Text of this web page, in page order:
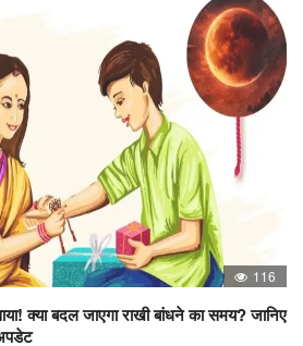
116
क्या बदल जाएगा राखी बांधने का समय? जानिए